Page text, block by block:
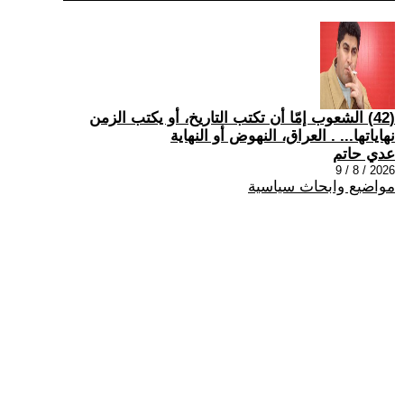
(42) الشعوب إمّا أن تكتب التاريخ، أو يكتب الزمن
نهاياتها... . العراق، النهوض أو النهاية
عدي حاتم
2026 / 8 / 9
مواضيع وابحاث سياسية